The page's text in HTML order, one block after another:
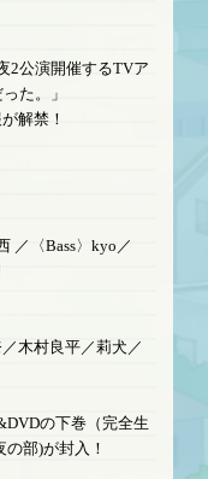
2公演開催するTVア
た。」
解禁！
／〈Bass〉kyo／
木村良平／莉犬／
の下巻（完全生
部)が封入！